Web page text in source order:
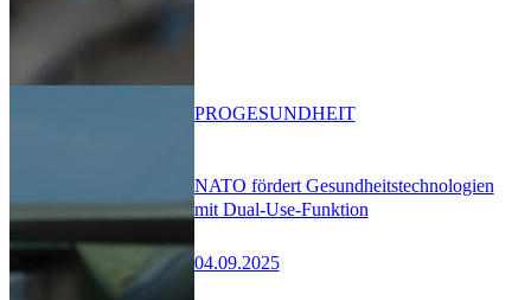
NATO fördert Gesundheitstechnologien
mit Dual-Use-Funktion
04.09.2025
PROGESUNDHEIT